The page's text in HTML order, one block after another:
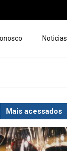
Noticias
Mais acessados